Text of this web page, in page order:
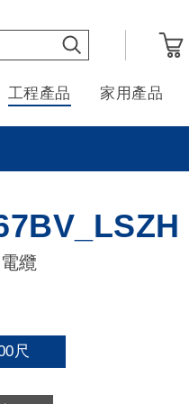
工程產品 家用產品
纜
尺